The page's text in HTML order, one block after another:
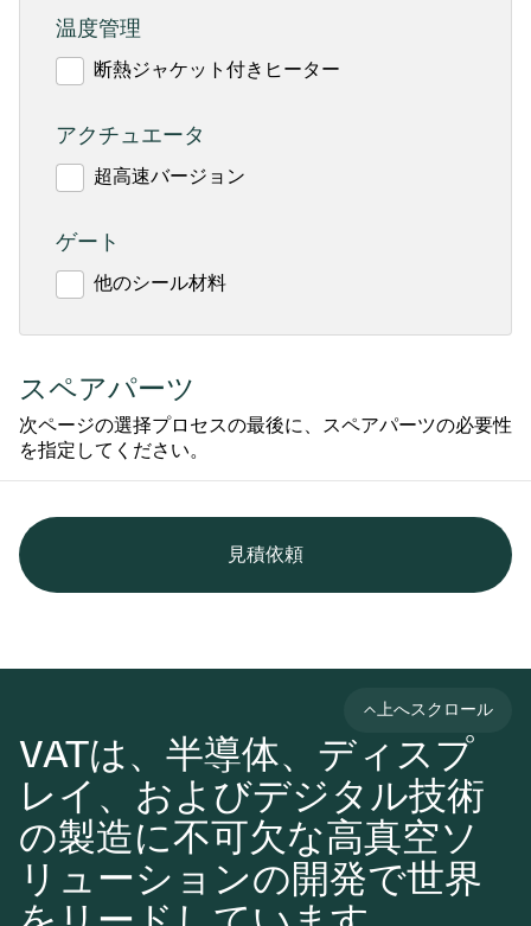
温度管理
断熱ジャケット付きヒーター
アクチュエータ
超高速バージョン
ゲート
他のシール材料
スペアパーツ
次ページの選择プロセスの最後に、スペアパーツの必要性
を指定してください。
見積依頼
VATは、半導体、ディスプ
レイ、およびデジタル技術
の製造に不可欠な高真空ソ
リューションの開発で世界
上へスクロール